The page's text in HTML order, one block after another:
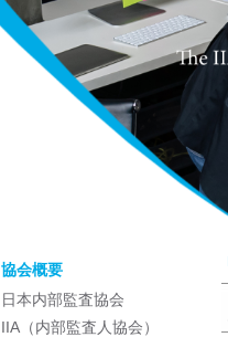
協会概要
日本内部監査協会
IIA（内部監査人協会）